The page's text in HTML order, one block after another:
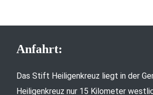
Anfahrt:
Das Stift Heiligenkreuz liegt in der
Heiligenkreuz nur 15 Kilometer